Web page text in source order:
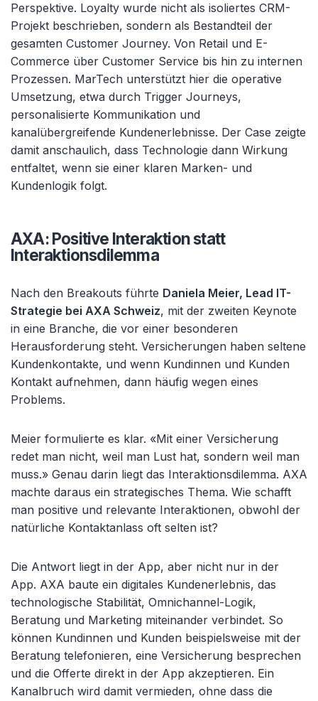
Perspektive. Loyalty wurde nicht als isoliertes CRM-
Projekt beschrieben, sondern als Bestandteil der
gesamten Customer Journey. Von Retail und E-
Commerce über Customer Service bis hin zu internen
Prozessen. MarTech unterstützt hier die operative
Umsetzung, etwa durch Trigger Journeys,
personalisierte Kommunikation und
kanalübergreifende Kundenerlebnisse. Der Case zeigte
damit anschaulich, dass Technologie dann Wirkung
entfaltet, wenn sie einer klaren Marken- und
Kundenlogik folgt.
AXA: Positive Interaktion statt
Interaktionsdilemma
Nach den Breakouts führte Daniela Meier, Lead IT-
Strategie bei AXA Schweiz, mit der zweiten Keynote
in eine Branche, die vor einer besonderen
Herausforderung steht. Versicherungen haben seltene
Kundenkontakte, und wenn Kundinnen und Kunden
Kontakt aufnehmen, dann häufig wegen eines
Problems.
Meier formulierte es klar. «Mit einer Versicherung
redet man nicht, weil man Lust hat, sondern weil man
muss.» Genau darin liegt das Interaktionsdilemma. AXA
machte daraus ein strategisches Thema. Wie schafft
man positive und relevante Interaktionen, obwohl der
natürliche Kontaktanlass oft selten ist?
Die Antwort liegt in der App, aber nicht nur in der
App. AXA baute ein digitales Kundenerlebnis, das
technologische Stabilität, Omnichannel-Logik,
Beratung und Marketing miteinander verbindet. So
können Kundinnen und Kunden beispielsweise mit der
Beratung telefonieren, eine Versicherung besprechen
und die Offerte direkt in der App akzeptieren. Ein
Kanalbruch wird damit vermieden, ohne dass die